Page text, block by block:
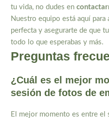
tu vida, no dudes en
Nuestro equipo está aquí
perfecta y asegurarte de que
todo lo que esperabas y más.
Preguntas
¿Cuál es el mejor
sesión de fotos de
El mejor momento es entre el